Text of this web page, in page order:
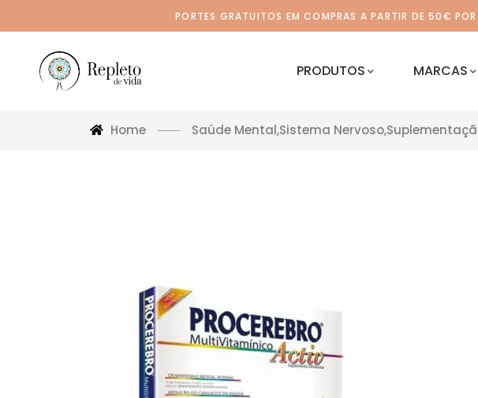
PORTES GRATUITOS EM COMPRAS A PARTIR DE 50€
PRODUTOS MARCAS
Home Saúde Mental,Sistema Nervoso,